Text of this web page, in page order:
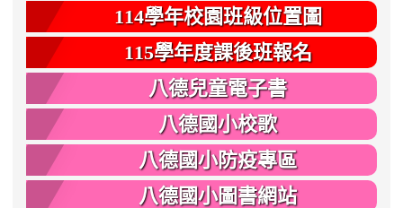
114學年校園班級位置圖
115學年度課後班報名
八德兒童電子書
八德國小校歌
八德國小防疫專區
八德國小圖書網站